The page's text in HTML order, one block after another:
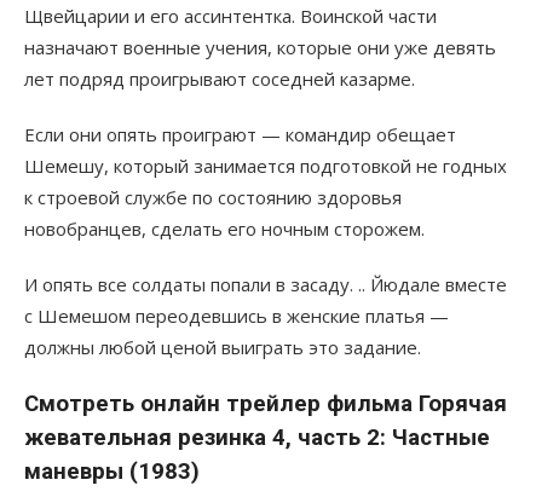
Щвейцарии и его ассинтентка. Воинской части
назначают военные учения, которые они уже девять
лет подряд проигрывают соседней казарме.
Если они опять проиграют — командир обещает
Шемешу, который занимается подготовкой не годных
к строевой службе по состоянию здоровья
новобранцев, сделать его ночным сторожем.
И опять все солдаты попали в засаду. .. Йюдале вместе
с Шемешом переодевшись в женские платья —
должны любой ценой выиграть это задание.
Смотреть онлайн трейлер фильма Горячая
жевательная резинка 4, часть 2: Частные
маневры (1983)